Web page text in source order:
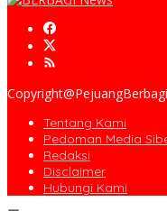
Tentang Kami
Pedoman Media
Redaksi
Disclaimer
Hubungi Kami